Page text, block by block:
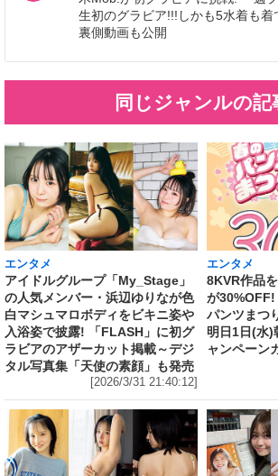
生初のグラビア!!!しかも5水着も着
裏側動画も公開
同じジャンルの記
エンタメ
アイドルグループ「My_Stage」
の人気メンバー・浜辺ゆりなが色
白マシュマロボディをビキニ姿や
入浴姿で披露! 「FLASH」に初グ
ラビアのアザーカット掲載～デジ
タル写真集「天使の素顔」も発売
[2026/3/31 21:40:12]
エンタメ
8KVR作品
が
パンツまつ
明日1日(水)
ャンペーン